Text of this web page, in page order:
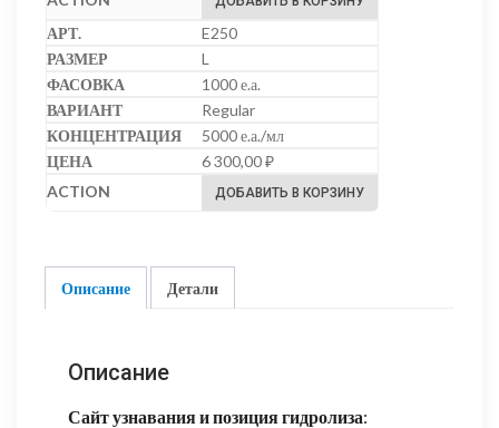
E250
L
1000 е.а.
Regular
5000 е.а./мл
6 300,00₽
ДОБАВИТЬ В КОРЗИНУ
Описание Детали
Описание
Сайт узнавания и позиция гидролиза: